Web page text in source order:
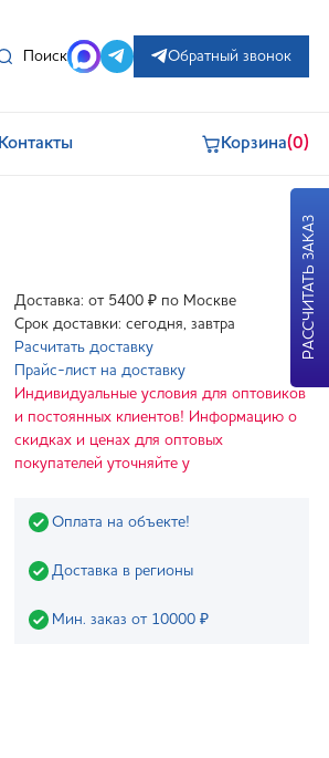
Поиск Обратный звонок
Контакты Корзина(0)
Доставка: от 5400 ₽ по Москве
Срок доставки: сегодня, завтра
Расчитать доставку
Прайс-лист на доставку
Индивидуальные условия для оптовиков
и постоянных клиентов! Информацию о
скидках и ценах для оптовых
покупателей уточняйте у
Оплата на объекте!
Доставка в регионы
Мин. заказ от 10000 ₽
РАССЧИТАТЬ ЗАКАЗ